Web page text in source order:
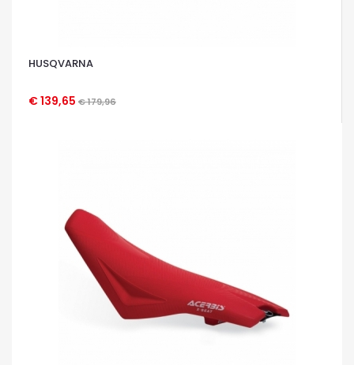
HUSQVARNA
€ 139,65 € 179,96
OCCHIATA VELOCE